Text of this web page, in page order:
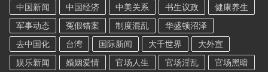
中国新闻
中国经济 中美关系 书生议政
健康养生
军事动态
冤假错案 制度混乱
华盛顿沼泽
去中国化
台湾 国际新闻 大千世界
大外宣
娱乐新闻
婚姻爱情 官场人生 官场淫乱 官场黑暗